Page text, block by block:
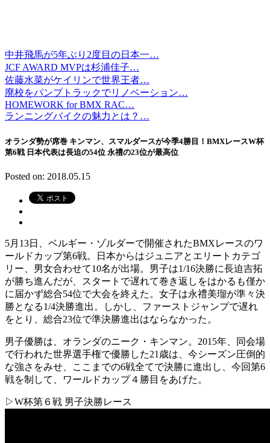
中井飛馬が5年ぶり2度目の日本一…
JCF AWARD MVPは杉浦佳子…
佐藤水菜がケイリンで世界王者…
廃校をパンプトラックでリノベーション…
HOMEWORK for BMX RAC…
ランニングバイクの魅力とは？…
オランダ勢が席巻 キンマン、スマルダースが今季4勝目！BMXレースW杯
第6戦 日本代表は長迫の54位 永禮の23位が最高位
Posted on: 2018.05.15
5月13日、ベルギー・ゾルダーで開催されたBMXレースのワ
ールドカップ第6戦。日本からはジュニアとエリートカテゴ
リー、男女合わせて10名が出場。男子は1/16決勝に長迫吉拓
が勝ち進んだが、スタートで遅れて巻き返しをはかるも僅か
に届かず総合54位で大会を終えた。女子は永禮美瑠が準々決
勝となる1/4決勝進出。しかし、ファーストジャンプで遅れ
をとり、総合23位で準決勝進出はならなかった。
男子優勝は、オランダのニーク・キンマン。2015年、同会場
で行われた世界選手権で優勝した21歳は、今シーズン圧倒的
な強さをみせ、ここまでの6戦全てで決勝に進出し、今回第6
戦を制して、ワールドカップ４勝目をあげた。
▷W杯第６戦 男子決勝レース